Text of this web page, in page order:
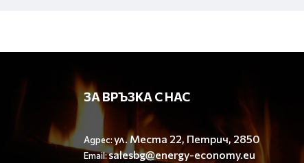
ЗА ВРЪЗКА С НАС
Адрес:ул. Места 22, Петрич, 2850
Email:salesbg@energy-economy.eu